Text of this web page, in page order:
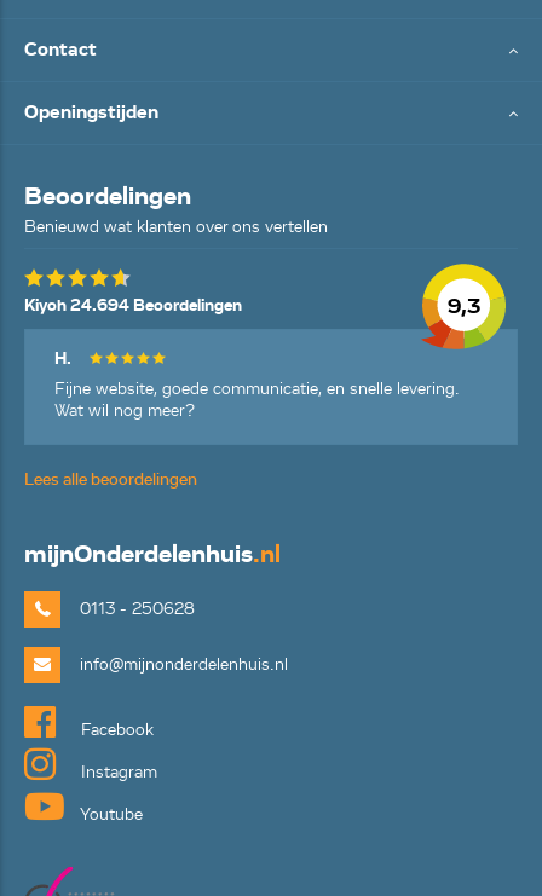
Contact
Openingstijden
Beoordelingen
Benieuwd wat klanten over ons vertellen
9,3
Kiyoh 24.694 Beoordelingen
H.
Fijne website, goede communicatie, en snelle levering.
Wat wil nog meer?
Lees alle beoordelingen
mijnOnderdelenhuis.nl
0113 - 250628
info@mijnonderdelenhuis.nl
Facebook
Instagram
Youtube